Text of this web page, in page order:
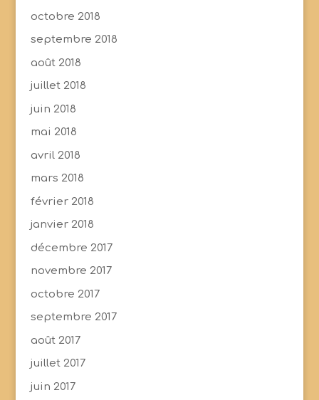
octobre 2018
septembre 2018
août 2018
juillet 2018
juin 2018
mai 2018
avril 2018
mars 2018
février 2018
janvier 2018
décembre 2017
novembre 2017
octobre 2017
septembre 2017
août 2017
juillet 2017
juin 2017